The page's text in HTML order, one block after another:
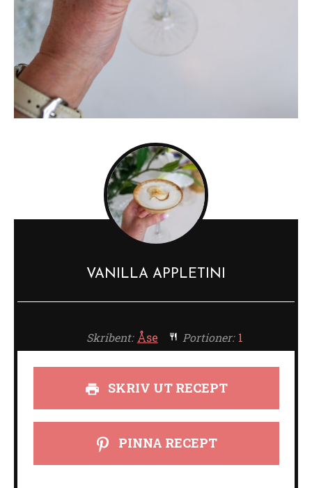
VANILLA APPLETINI
Skribent: Åse Portioner: 1
SKRIV UT RECEPT
PINNA RECEPT